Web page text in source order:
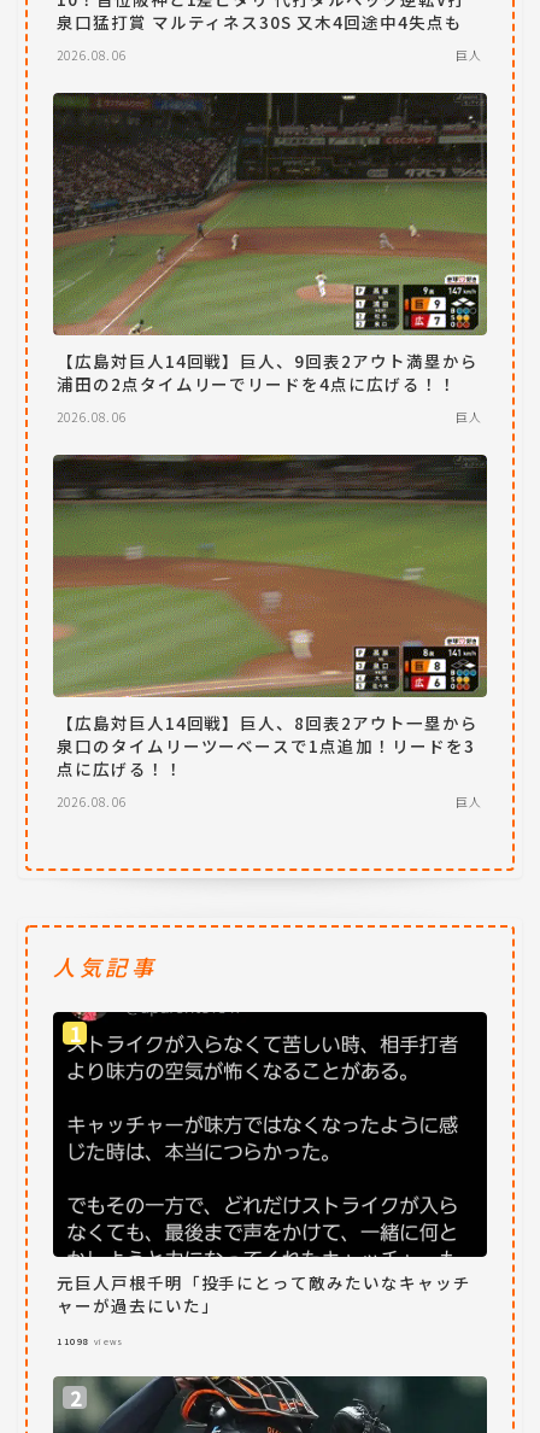
泉口猛打賞 マルティネス30S 又木4回途中4失点も
2026.08.06 巨人
【広島対巨人14回戦】巨人、9回表2アウト満塁から
浦田の2点タイムリーでリードを4点に広げる！！
2026.08.06 巨人
【広島対巨人14回戦】巨人、8回表2アウト一塁から
泉口のタイムリーツーベースで1点追加！リードを3
点に広げる！！
2026.08.06 巨人
人気記事
元巨人戸根千明「投手にとって敵みたいなキャッチ
ャーが過去にいた」
11098 views